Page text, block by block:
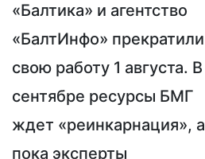
«Балтика» и агентство
«БалтИнфо» прекратили
свою работу 1 августа. В
сентябре ресурсы БМГ
ждет «реинкарнация», а
пока эксперты